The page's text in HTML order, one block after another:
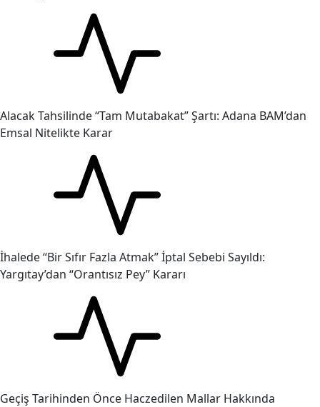
Alacak Tahsilinde “Tam Mutabakat” Şartı: Adana BAM’dan
Emsal Nitelikte Karar
İhalede “Bir Sıfır Fazla Atmak” İptal Sebebi Sayıldı:
Yargıtay’dan “Orantısız Pey” Kararı
Geçiş Tarihinden Önce Haczedilen Mallar Hakkında